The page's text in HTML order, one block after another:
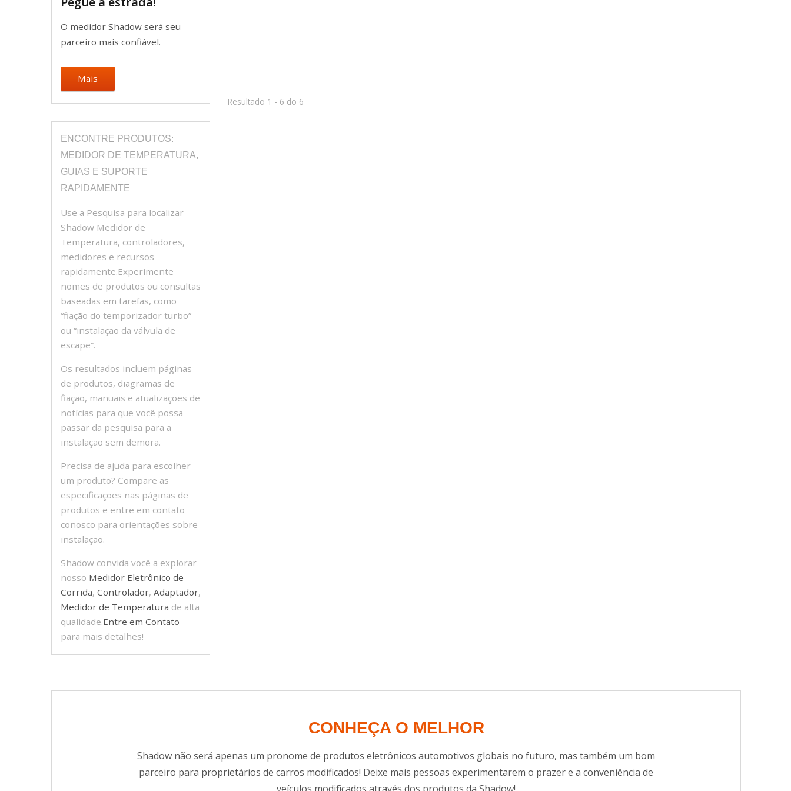
O medidor Shadow será seu
parceiro mais confiável.
Mais
ENCONTRE PRODUTOS:
MEDIDOR DE TEMPERATURA,
GUIAS E SUPORTE
RAPIDAMENTE
Use a Pesquisa para localizar
Shadow Medidor de
Temperatura, controladores,
medidores e recursos
rapidamente.Experimente
nomes de produtos ou consultas
baseadas em tarefas, como
“fiação do temporizador turbo”
ou “instalação da válvula de
escape”.
Os resultados incluem páginas
de produtos, diagramas de
fiação, manuais e atualizações de
notícias para que você possa
passar da pesquisa para a
instalação sem demora.
Precisa de ajuda para escolher
um produto? Compare as
especificações nas páginas de
produtos e entre em contato
conosco para orientações sobre
instalação.
Shadow convida você a explorar
nosso Medidor Eletrônico de
Corrida, Controlador, Adaptador,
Medidor de Temperatura de alta
qualidade.Entre em Contato
para mais detalhes!
Resultado 1 - 6 do 6
CONHEÇA O MELHOR
Shadow não será apenas um pronome de produtos eletrônicos automotivos globais no futuro, mas também um bom
parceiro para proprietários de carros modificados! Deixe mais pessoas experimentarem o prazer e a conveniência de